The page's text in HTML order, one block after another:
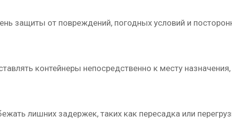
защиты от повреждений, погодных условий и
контейнеры непосредственно к месту
лишних задержек, таких как пересадка или